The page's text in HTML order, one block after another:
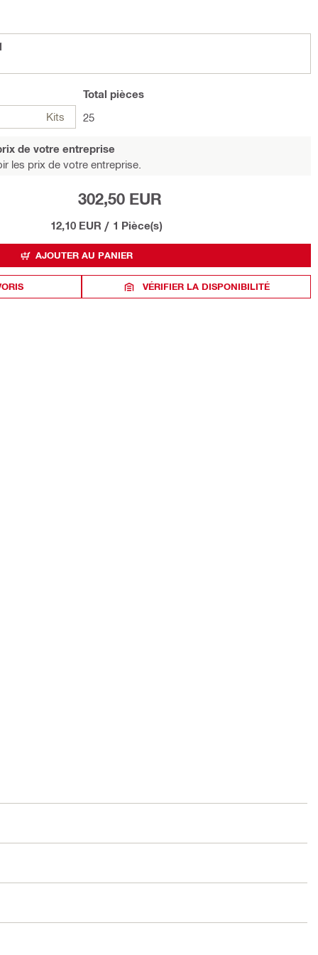
Kits
Total pièces
25
de votre entreprise
les prix de votre entreprise.
302,50 EUR
12,10 EUR / 1 Pièce(s)
AJOUTER AU PANIER
VÉRIFIER LA DISPONIBILITÉ